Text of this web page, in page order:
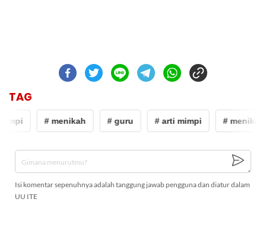
TAG
# menikah # guru # arti mimpi # menikah
Isi komentar sepenuhnya adalah tanggung jawab pengguna dan diatur dalam
UU ITE